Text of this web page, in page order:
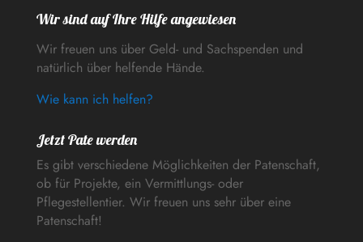
Wir sind auf Ihre Hilfe angewiesen
Wir freuen uns über Geld- und Sachspenden und
natürlich über helfende Hände.
Wie kann ich helfen?
Jetzt Pate werden
Es gibt verschiedene Möglichkeiten der Patenschaft,
ob für Projekte, ein Vermittlungs- oder
Pflegestellentier. Wir freuen uns sehr über eine
Patenschaft!